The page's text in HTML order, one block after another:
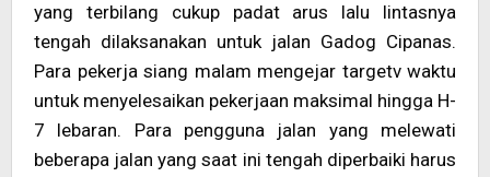
yang terbilang cukup padat arus lalu lintasnya
tengah dilaksanakan untuk jalan Gadog Cipanas.
Para pekerja siang malam mengejar targetv waktu
untuk menyelesaikan pekerjaan maksimal hingga H-
7 lebaran. Para pengguna jalan yang melewati
beberapa jalan yang saat ini tengah diperbaiki harus